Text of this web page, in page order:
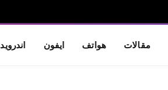
مقالات هواتف ايفون اندرويد